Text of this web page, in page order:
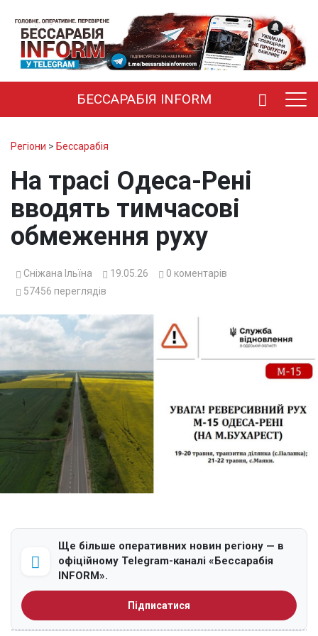
БЕССАРАБІЯ INFORM
Регіони > Бессарабія
На трасі Одеса-Рені
вводять тимчасові
обмеження руху
Сніжана Ільїна 19.05.26 0 коментарів
57456 переглядів
Ще більше оперативних новин регіону — в
офіційному Telegram-каналі «Бессарабія
INFORM».
Підписатися